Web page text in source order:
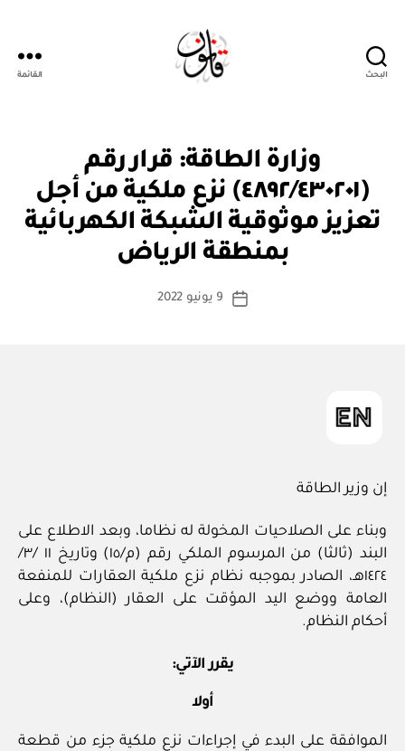
البحث القائمة
وزارة الطاقة: قرار رقم
(٤٨٩٢/٤٣٠٢٠١) نزع ملكية من أجل
تعزيز موثوقية الشبكة الكهربائية
بمنطقة الرياض
كاتب
بو
س
ة
تاريخ
9 يونيو 2022
إن وزير الطاقة
وبناء على الصلاحيات المخولة له نظاما، وبعد الاطلاع على
البند (ثالثا) من المرسوم الملكي رقم (م/١٥) وتاريخ ١١ /٣/
١٤٢٤هـ، الصادر بموجبه نظام نزع ملكية العقارات للمنفعة
العامة ووضع اليد المؤقت على العقار (النظام)، وعلى
أحكام النظام.
يقرر الآتي:
أولا
الموافقة على البدء في إجراءات نزع ملكية جزء من قطعة